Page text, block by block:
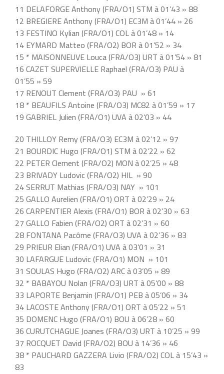
11 DELAFORGE Anthony (FRA/O1) STM à 01’43 » 88
12 BREGIERE Anthony (FRA/O1) EC3M à 01’44 » 26
13 FESTINO Kylian (FRA/O1) COL à 01’48 » 14
14 EYMARD Matteo (FRA/O2) BOR à 01’52 » 34
15 * MAISONNEUVE Louca (FRA/O3) URT à 01’54 » 81
16 CAZET SUPERVIELLE Raphael (FRA/O3) PAU à
01’55 » 59
17 RENOUT Clement (FRA/O3) PAU » 61
18 * BEAUFILS Antoine (FRA/O3) MC82 à 01’59 » 17
19 GABRIEL Julien (FRA/O1) UVA à 02’03 » 44
20 THILLOY Remy (FRA/O3) EC3M à 02’12 » 97
21 BOURDIC Hugo (FRA/O1) STM à 02’22 » 62
22 PETER Clement (FRA/O2) MON à 02’25 » 48
23 BRIVADY Ludovic (FRA/O2) HIL » 90
24 SERRUT Mathias (FRA/O3) NAY » 101
25 GALLO Aurelien (FRA/O1) ORT à 02’29 » 24
26 CARPENTIER Alexis (FRA/O1) BOR à 02’30 » 63
27 GALLO Fabien (FRA/O2) ORT à 02’31 » 60
28 FONTANA Pacôme (FRA/O3) UVA à 02’36 » 83
29 PRIEUR Elian (FRA/O1) UVA à 03’01 » 31
30 LAFARGUE Ludovic (FRA/O1) MON » 101
31 SOULAS Hugo (FRA/O2) ARC à 03’05 » 89
32 * BABAYOU Nolan (FRA/O3) URT à 05’00 » 88
33 LAPORTE Benjamin (FRA/O1) PEB à 05’06 » 34
34 LACOSTE Anthony (FRA/O1) ORT à 05’22 » 51
35 DOMENC Hugo (FRA/O1) BOU à 06’28 » 60
36 CURUTCHAGUE Joanes (FRA/O3) URT à 10’25 » 99
37 ROCQUET David (FRA/O2) BOU à 14’36 » 46
38 * PAUCHARD GAZZERA Livio (FRA/O2) COL à 15’43 »
83